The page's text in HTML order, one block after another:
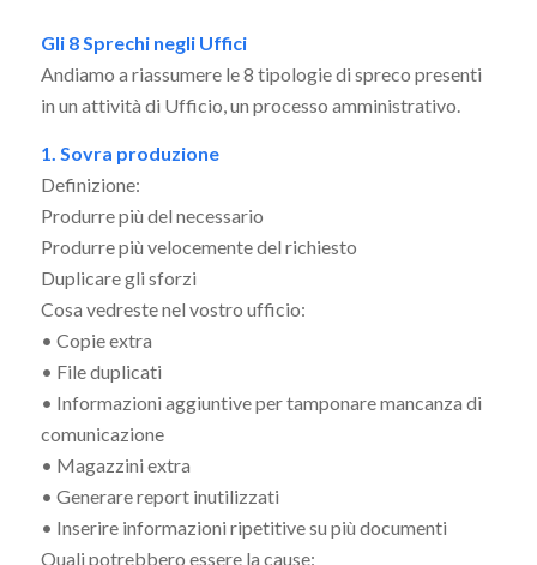
Gli 8 Sprechi negli Uffici
Andiamo a riassumere le 8 tipologie di spreco presenti
in un attività di Ufficio, un processo amministrativo.
1. Sovra produzione
Definizione:
Produrre più del necessario
Produrre più velocemente del richiesto
Duplicare gli sforzi
Cosa vedreste nel vostro ufficio:
• Copie extra
• File duplicati
• Informazioni aggiuntive per tamponare mancanza di
comunicazione
• Magazzini extra
• Generare report inutilizzati
• Inserire informazioni ripetitive su più documenti
Quali potrebbero essere la cause: